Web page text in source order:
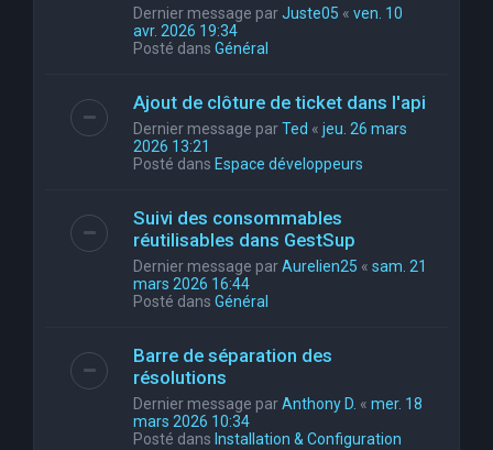
Dernier message parJuste05 « ven. 10
avr. 2026 19:34
Posté dans Général
Ajout de clôture de ticket dans l'api
Dernier message parTed « jeu. 26 mars
2026 13:21
Posté dans Espace développeurs
Suivi des consommables
réutilisables dans GestSup
Dernier message parAurelien25 « sam. 21
mars 2026 16:44
Posté dans Général
Barre de séparation des
résolutions
Dernier message parAnthony D. « mer. 18
mars 2026 10:34
Posté dans Installation & Configuration